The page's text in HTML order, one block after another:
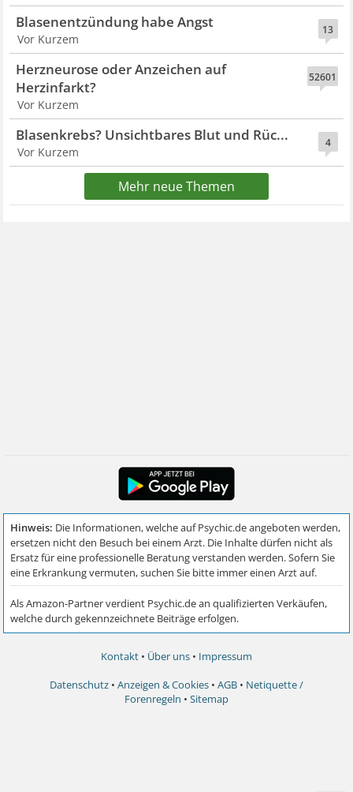
13
Blasenentzündung habe Angst
Vor Kurzem
52601
Herzneurose oder Anzeichen auf
Herzinfarkt?
Vor Kurzem
4
Blasenkrebs? Unsichtbares Blut und Rüc...
Vor Kurzem
Mehr neue Themen
Kontakt • Über uns • Impressum
Datenschutz • Anzeigen & Cookies • AGB • Netiquette /
Forenregeln • Sitemap